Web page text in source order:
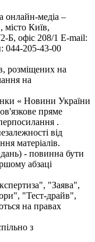
онлайн-медіа –
місто Київ,
офіс 208/1 E-mail:
044-205-43-00
розміщених на
на
« Новини України
пряме
.
від
матеріалів.
- повинна бути
абзаці
"Заява",
"Тест-драйв",
на правах
з